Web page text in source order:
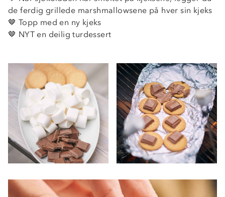
de ferdig grillede marshmallowsene på hver sin kjeks
🤎 Topp med en ny kjeks
🤎 NYT en deilig turdessert